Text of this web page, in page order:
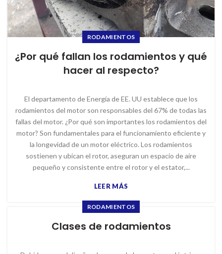
RODAMIENTOS
¿Por qué fallan los rodamientos y qué
hacer al respecto?
El departamento de Energía de EE. UU establece que los
rodamientos del motor son responsables del 67% de todas las
fallas del motor. ¿Por qué son importantes los rodamientos del
motor? Son fundamentales para el funcionamiento eficiente y
la longevidad de un motor eléctrico. Los rodamientos
sostienen y ubican el rotor, aseguran un espacio de aire
pequeño y consistente entre el rotor y el estator,...
LEER MÁS
RODAMIENTOS
Clases de rodamientos